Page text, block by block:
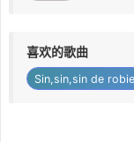
喜欢的歌曲
Sin,sin,sin de